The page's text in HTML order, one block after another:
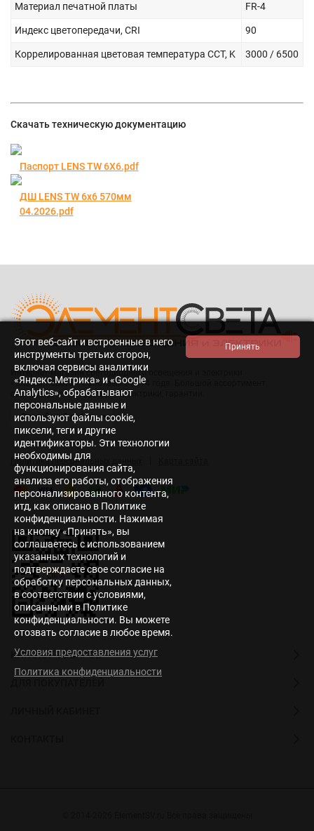
Материал печатной платы FR-4
Индекс цветопередачи, CRI 90
Коррелированная цветовая температура CCT, K 3000 / 6500
Скачать техническую документацию
Паспорт LENS TW 6X6.pdf
ДШ LENS TW 6x6 570мм
04.2026.pdf
Интернет-магазин светодиодного освещения и электрики
«Элемент света». Работаем с 2014 года. Большой ассортимент
светодиодной продукции и электрики, гарантии.
Политика персональных данных
КАТАЛОГ ТОВАРОВ
Этот веб-сайт и встроенные в него
инструменты третьих сторон,
включая сервисы аналитики
«Яндекс.Метрика» и «Google
Analytics», обрабатывают
персональные данные и
используют файлы cookie,
пиксели, теги и другие
идентификаторы. Эти технологии
необходимы для
функционирования сайта,
анализа его работы, отображения
персонализированного контента,
итд, как описано в Политике
конфиденциальности. Нажимая
на кнопку «Принять», вы
соглашаетесь с использованием
указанных технологий и
подтверждаете свое согласие на
обработку персональных данных,
в соответствии с условиями,
описанными в Политике
конфиденциальности. Вы можете
отозвать согласие в любое время.
Условия предоставления услуг
Политика конфиденциальности